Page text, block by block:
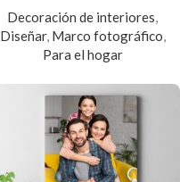
Decoración de interiores,
Diseñar, Marco fotográfico,
Para el hogar